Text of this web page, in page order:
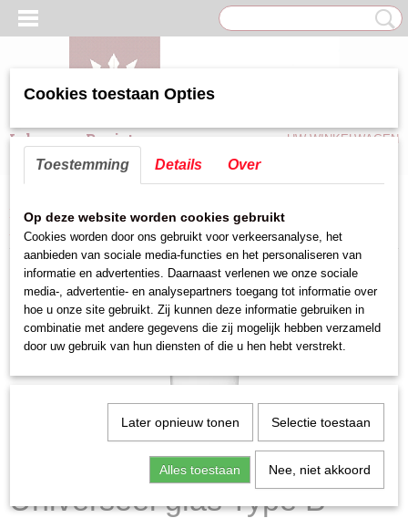
Inloggen Registreren UW WINKELWAGEN
Home>Bar benodigdheden>Drinkglas'Beker>Universeel glas Type B
ArtNr:230.029
Universeel glas Type B
Cookies toestaan Opties
Toestemming Details Over
Op deze website worden cookies gebruikt
Cookies worden door ons gebruikt voor verkeersanalyse, het
aanbieden van sociale media-functies en het personaliseren van
informatie en advertenties. Daarnaast verlenen we onze sociale
media-, advertentie- en analysepartners toegang tot informatie over
hoe u onze site gebruikt. Zij kunnen deze informatie gebruiken in
combinatie met andere gegevens die zij mogelijk hebben verzameld
door uw gebruik van hun diensten of die u hen hebt verstrekt.
Later opnieuw tonen Selectie toestaan
Alles toestaan Nee, niet akkoord